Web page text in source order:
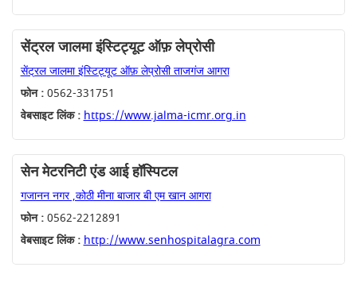
सेंट्रल जालमा इंस्टिट्यूट ऑफ़ लेप्रोसी
सेंट्रल जालमा इंस्टिट्यूट ऑफ़ लेप्रोसी ताजगंज आगरा
फोन :0562-331751
वेबसाइट लिंक : https://www.jalma-icmr.org.in
सेन मेटरनिटी एंड आई हॉस्पिटल
गजानन नगर ,कोठी मीना बाजार बी एम खान आगरा
फोन :0562-2212891
वेबसाइट लिंक : http://www.senhospitalagra.com